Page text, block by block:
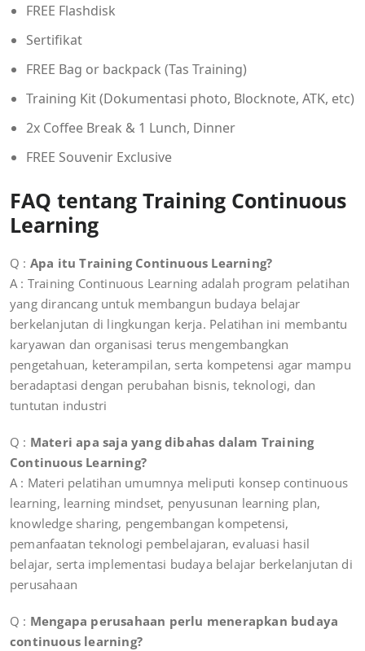
FREE Flashdisk
Sertifikat
FREE Bag or backpack (Tas Training)
Training Kit (Dokumentasi photo, Blocknote, ATK, etc)
2x Coffee Break & 1 Lunch, Dinner
FREE Souvenir Exclusive
FAQ tentang Training Continuous
Learning
Q : Apa itu Training Continuous Learning?
A : Training Continuous Learning adalah program pelatihan
yang dirancang untuk membangun budaya belajar
berkelanjutan di lingkungan kerja. Pelatihan ini membantu
karyawan dan organisasi terus mengembangkan
pengetahuan, keterampilan, serta kompetensi agar mampu
beradaptasi dengan perubahan bisnis, teknologi, dan
tuntutan industri
Q : Materi apa saja yang dibahas dalam Training
Continuous Learning?
A : Materi pelatihan umumnya meliputi konsep continuous
learning, learning mindset, penyusunan learning plan,
knowledge sharing, pengembangan kompetensi,
pemanfaatan teknologi pembelajaran, evaluasi hasil
belajar, serta implementasi budaya belajar berkelanjutan di
perusahaan
Q : Mengapa perusahaan perlu menerapkan budaya
continuous learning?